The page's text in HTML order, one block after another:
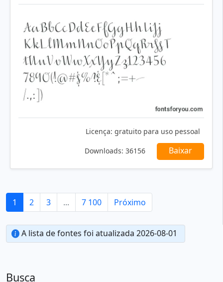
Licença: gratuito para uso pessoal
Downloads: 36156 Baixar
1 2 3 ... 7 100 Próximo
A lista de fontes foi atualizada 2026-08-01
Busca